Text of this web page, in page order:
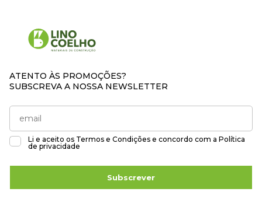
ATENTO ÀS PROMOÇÕES?
SUBSCREVA A NOSSA NEWSLETTER
Li e aceito os Termos e Condições e concordo com a Política
de privacidade
Subscrever